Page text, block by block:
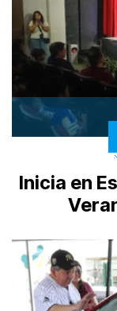
Inicia en